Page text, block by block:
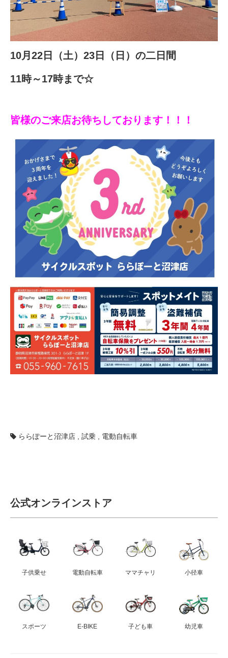
10月22日（土）23日（日）の二日間
11時～17時まで☆
皆様のご来店お待ちしております！！！
ららぽーと沼津店 試乗 電動自転車
公式オンラインストア
子供乗せ 電動自転車 ママチャリ 小径車
スポーツ E-BIKE 子ども車 幼児車